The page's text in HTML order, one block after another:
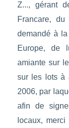
Z..., gérant
Francare,
demandé à
Europe, de
amiante sur
sur les lots à
2006, par
afin de
locaux,